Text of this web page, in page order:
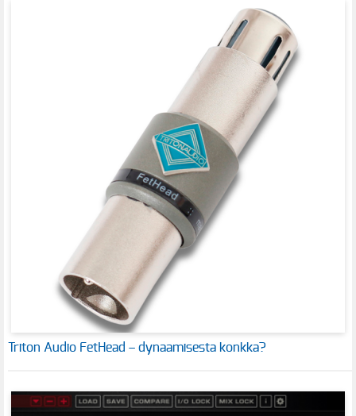
Triton Audio FetHead – dynaamisesta konkka?